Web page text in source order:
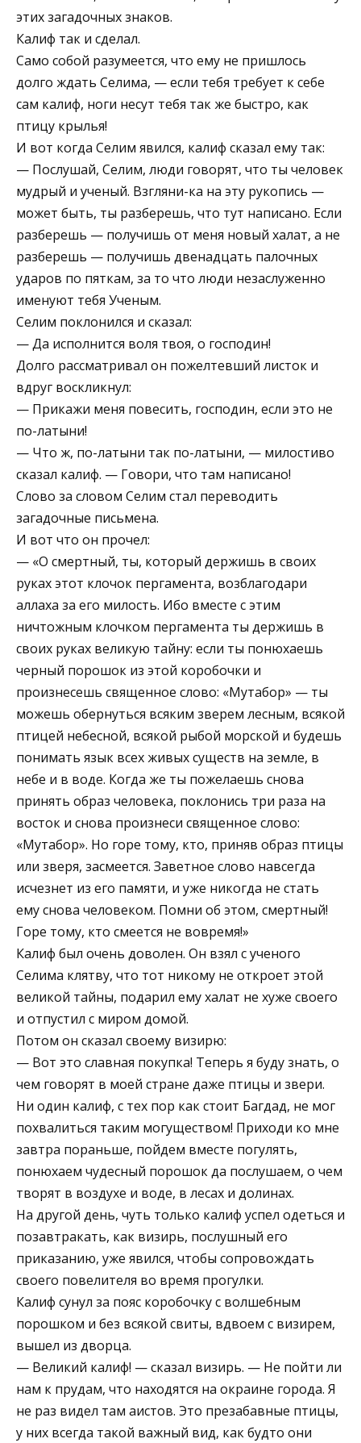
этих загадочных знаков.
Калиф так и сделал.
Само собой разумеется, что ему не пришлось
долго ждать Селима, — если тебя требует к себе
сам калиф, ноги несут тебя так же быстро, как
птицу крылья!
И вот когда Селим явился, калиф сказал ему так:
— Послушай, Селим, люди говорят, что ты человек
мудрый и ученый. Взгляни-ка на эту рукопись —
может быть, ты разберешь, что тут написано. Если
разберешь — получишь от меня новый халат, а не
разберешь — получишь двенадцать палочных
ударов по пяткам, за то что люди незаслуженно
именуют тебя Ученым.
Селим поклонился и сказал:
— Да исполнится воля твоя, о господин!
Долго рассматривал он пожелтевший листок и
вдруг воскликнул:
— Прикажи меня повесить, господин, если это не
по-латыни!
— Что ж, по-латыни так по-латыни, — милостиво
сказал калиф. — Говори, что там написано!
Слово за словом Селим стал переводить
загадочные письмена.
И вот что он прочел:
— «О смертный, ты, который держишь в своих
руках этот клочок пергамента, возблагодари
аллаха за его милость. Ибо вместе с этим
ничтожным клочком пергамента ты держишь в
своих руках великую тайну: если ты понюхаешь
черный порошок из этой коробочки и
произнесешь священное слово: «Мутабор» — ты
можешь обернуться всяким зверем лесным, всякой
птицей небесной, всякой рыбой морской и будешь
понимать язык всех живых существ на земле, в
небе и в воде. Когда же ты пожелаешь снова
принять образ человека, поклонись три раза на
восток и снова произнеси священное слово:
«Мутабор». Но горе тому, кто, приняв образ птицы
или зверя, засмеется. Заветное слово навсегда
исчезнет из его памяти, и уже никогда не стать
ему снова человеком. Помни об этом, смертный!
Горе тому, кто смеется не вовремя!»
Калиф был очень доволен. Он взял с ученого
Селима клятву, что тот никому не откроет этой
великой тайны, подарил ему халат не хуже своего
и отпустил с миром домой.
Потом он сказал своему визирю:
— Вот это славная покупка! Теперь я буду знать, о
чем говорят в моей стране даже птицы и звери.
Ни один калиф, с тех пор как стоит Багдад, не мог
похвалиться таким могуществом! Приходи ко мне
завтра пораньше, пойдем вместе погулять,
понюхаем чудесный порошок да послушаем, о чем
творят в воздухе и воде, в лесах и долинах.
На другой день, чуть только калиф успел одеться и
позавтракать, как визирь, послушный его
приказанию, уже явился, чтобы сопровождать
своего повелителя во время прогулки.
Калиф сунул за пояс коробочку с волшебным
порошком и без всякой свиты, вдвоем с визирем,
вышел из дворца.
— Великий калиф! — сказал визирь. — Не пойти ли
нам к прудам, что находятся на окраине города. Я
не раз видел там аистов. Это презабавные птицы,
у них всегда такой важный вид, как будто они